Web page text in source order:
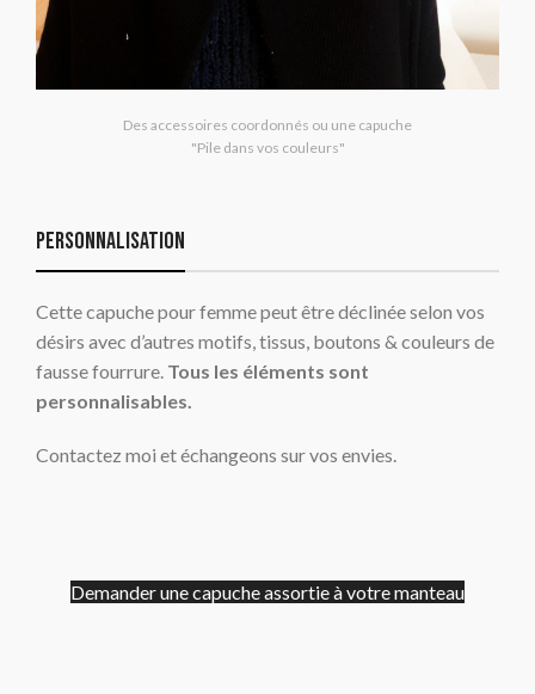
Des accessoires coordonnés ou une capuche
"Pile dans vos couleurs"
Personnalisation
Cette capuche pour femme peut être déclinée selon vos
désirs avec d’autres motifs, tissus, boutons & couleurs de
fausse fourrure. Tous les éléments sont
personnalisables.
Contactez moi et échangeons sur vos envies.
Demander une capuche assortie à votre manteau